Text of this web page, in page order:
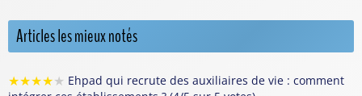
Articles les mieux notés
★★★★★ Ehpad qui recrute des auxiliaires de vie : comment